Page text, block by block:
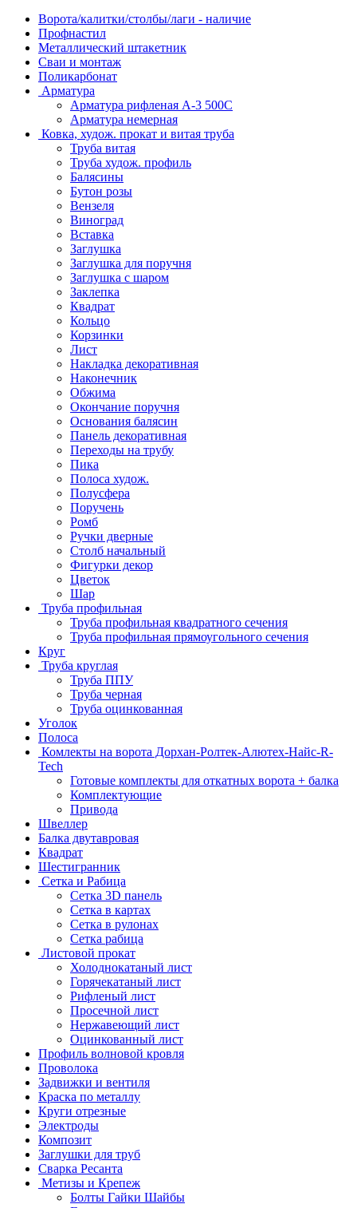
Ворота/калитки/столбы/лаги - наличие
Профнастил
Металлический штакетник
Сваи и монтаж
Поликарбонат
Арматура
Арматура рифленая А-3 500С
Арматура немерная
Ковка, худож. прокат и витая труба
Труба витая
Труба худож. профиль
Балясины
Бутон розы
Вензеля
Виноград
Вставка
Заглушка
Заглушка для поручня
Заглушка с шаром
Заклепка
Квадрат
Кольцо
Корзинки
Лист
Накладка декоративная
Наконечник
Обжима
Окончание поручня
Основания балясин
Панель декоративная
Переходы на трубу
Пика
Полоса худож.
Полусфера
Поручень
Ромб
Ручки дверные
Столб начальный
Фигурки декор
Цветок
Шар
Труба профильная
Труба профильная квадратного сечения
Труба профильная прямоугольного сечения
Круг
Труба круглая
Труба ППУ
Труба черная
Труба оцинкованная
Уголок
Полоса
Комлекты на ворота Дорхан-Ролтек-Алютех-Найс-R-
Tech
Готовые комплекты для откатных ворота + балка
Комплектующие
Привода
Швеллер
Балка двутавровая
Квадрат
Шестигранник
Сетка и Рабица
Сетка 3D панель
Сетка в картах
Сетка в рулонах
Сетка рабица
Листовой прокат
Холоднокатаный лист
Горячекатаный лист
Рифленый лист
Просечной лист
Нержавеющий лист
Оцинкованный лист
Профиль волновой кровля
Проволока
Задвижки и вентиля
Краска по металлу
Круги отрезные
Электроды
Композит
Заглушки для труб
Сварка Ресанта
Метизы и Крепеж
Болты Гайки Шайбы